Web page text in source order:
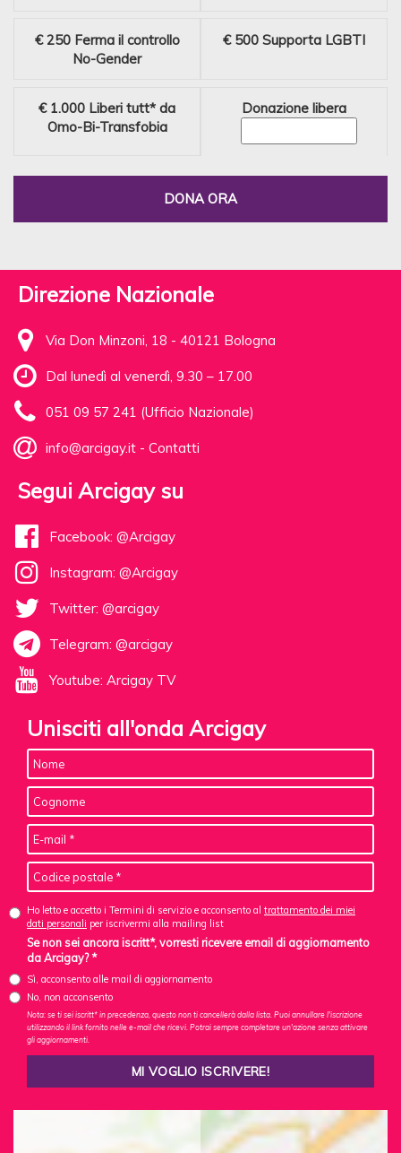
€ 250 Ferma il controllo
No-Gender
€ 500 Supporta LGBTI
€ 1.000 Liberi tutt* da
Omo-Bi-Transfobia
Donazione libera
DONA ORA
Direzione Nazionale
Via Don Minzoni, 18 - 40121 Bologna
Dal lunedì al venerdì, 9.30 – 17.00
051 09 57 241 (Ufficio Nazionale)
info@arcigay.it - Contatti
Segui Arcigay su
Facebook: @Arcigay
Instagram: @Arcigay
Twitter: @arcigay
Telegram: @arcigay
Youtube: Arcigay TV
Unisciti all'onda Arcigay
Ho letto e accetto i Termini di servizio e acconsento al trattamento dei miei
dati personali per iscrivermi alla mailing list
Se non sei ancora iscritt*, vorresti ricevere email di aggiornamento
da Arcigay? *
Sì, acconsento alle mail di aggiornamento
No, non acconsento
Nota: se ti sei iscritt* in precedenza, questo non ti cancellerà dalla lista. Puoi annullare l'iscrizione
utilizzando il link fornito nelle e-mail che ricevi. Potrai sempre completare un'azione senza attivare
gli aggiornamenti.